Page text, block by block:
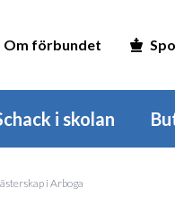
Om förbundet
i skolan
i Arboga